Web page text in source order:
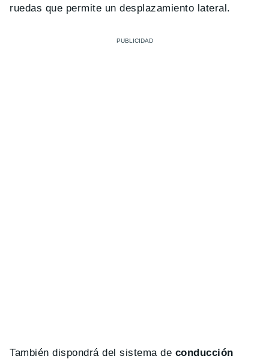
ruedas que permite un desplazamiento lateral.
También dispondrá del sistema de conducción